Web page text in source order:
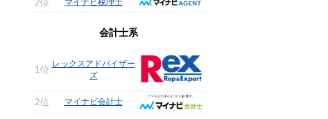
2位 マイナビ税理士
会計士系
1位
レックスアドバイザー
ズ
2位 マイナビ会計士